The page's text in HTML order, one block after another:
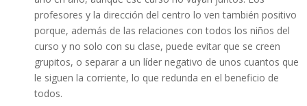
profesores y la dirección del centro lo ven también positivo
porque, además de las relaciones con todos los niños del
curso y no solo con su clase, puede evitar que se creen
grupitos, o separar a un líder negativo de unos cuantos que
le siguen la corriente, lo que redunda en el beneficio de
todos.